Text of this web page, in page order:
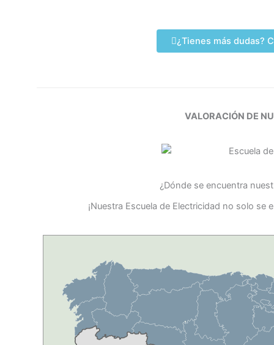
¿Tienes más dudas?
VALORACIÓN DE
¿Dónde se encuentra
¡Nuestra Escuela de Electricidad no solo